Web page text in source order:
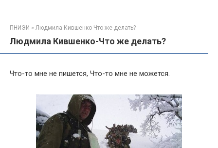
ПНИЭИ » Людмила Кившенко-Что же делать?
Людмила Кившенко-Что же делать?
Что-то мне не пишется, Что-то мне не можется.